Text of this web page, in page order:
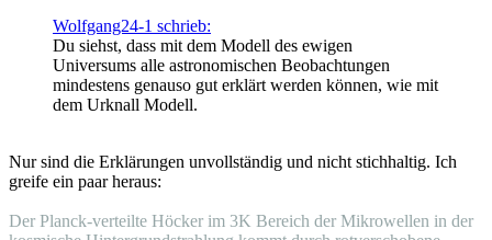
Wolfgang24-1 schrieb:
Du siehst, dass mit dem Modell des ewigen
Universums alle astronomischen Beobachtungen
mindestens genauso gut erklärt werden können, wie mit
dem Urknall Modell.
Nur sind die Erklärungen unvollständig und nicht stichhaltig. Ich
greife ein paar heraus:
Der Planck-verteilte Höcker im 3K Bereich der Mikrowellen in der